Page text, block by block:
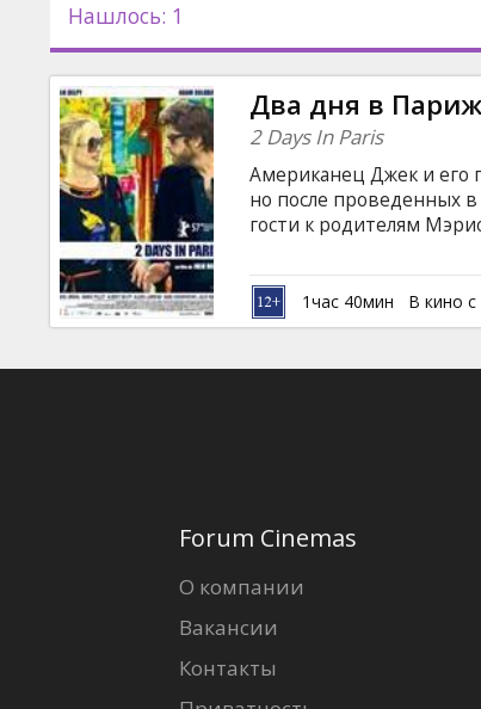
Новости
Подарки
Кинозакуски
B2B
Клуб
Нашлось: 1
Два дня в
2 Days In Paris
Американец Джек и его
но после проведенных
гости к родителям
возможность очень
привычками
любовниками Мэрион...
1час 40мин В кино с
Forum Cinemas
О компании
Вакансии
Контакты